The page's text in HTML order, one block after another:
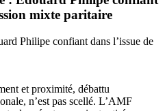
mixte paritaire
Philipe confiant dans l’issue de
et proximité, débattu
n’est pas scellé. L’AMF